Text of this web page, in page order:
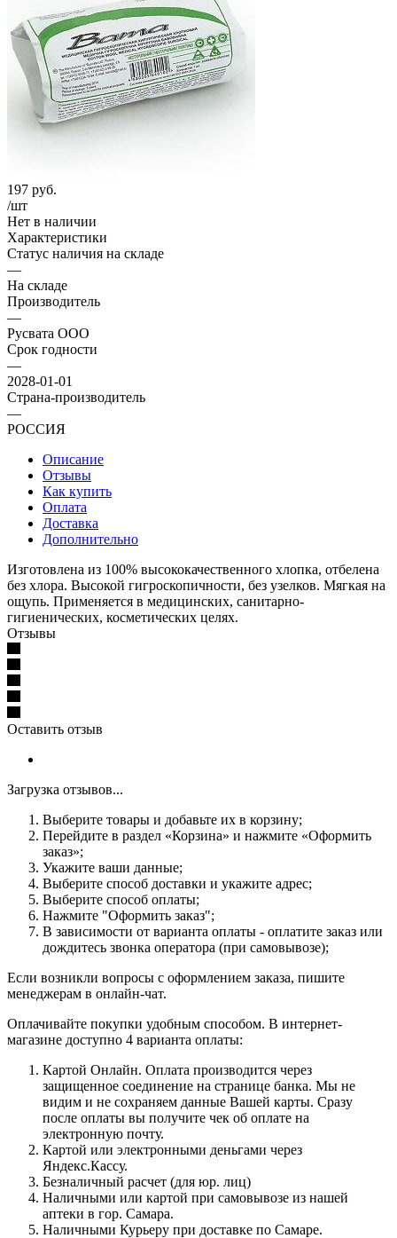
197 руб.
/шт
Нет в наличии
Характеристики
Статус наличия на складе
—
На складе
Производитель
—
Русвата ООО
Срок годности
—
2028-01-01
Страна-производитель
—
РОССИЯ
Описание
Отзывы
Как купить
Оплата
Доставка
Дополнительно
Изготовлена из 100% высококачественного хлопка, отбелена
без хлора. Высокой гигроскопичности, без узелков. Мягкая на
ощупь. Применяется в медицинских, санитарно-
гигиенических, косметических целях.
Отзывы
Оставить отзыв
Загрузка отзывов...
Выберите товары и добавьте их в корзину;
Перейдите в раздел «Корзина» и нажмите «Оформить
заказ»;
Укажите ваши данные;
Выберите способ доставки и укажите адрес;
Выберите способ оплаты;
Нажмите "Оформить заказ";
В зависимости от варианта оплаты - оплатите заказ или
дождитесь звонка оператора (при самовывозе);
Если возникли вопросы с оформлением заказа, пишите
менеджерам в онлайн-чат.
Оплачивайте покупки удобным способом. В интернет-
магазине доступно 4 варианта оплаты:
Картой Онлайн. Оплата производится через
защищенное соединение на странице банка. Мы не
видим и не сохраняем данные Вашей карты. Сразу
после оплаты вы получите чек об оплате на
электронную почту.
Картой или электронными деньгами через
Яндекс.Кассу.
Безналичный расчет (для юр. лиц)
Наличными или картой при самовывозе из нашей
аптеки в гор. Самара.
Наличными Курьеру при доставке по Самаре.